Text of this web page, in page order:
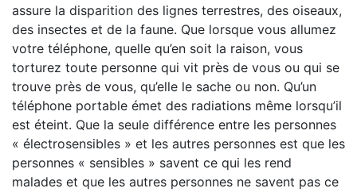
assure la disparition des lignes terrestres, des oiseaux,
des insectes et de la faune. Que lorsque vous allumez
votre téléphone, quelle qu’en soit la raison, vous
torturez toute personne qui vit près de vous ou qui se
trouve près de vous, qu’elle le sache ou non. Qu’un
téléphone portable émet des radiations même lorsqu’il
est éteint. Que la seule différence entre les personnes
« électrosensibles » et les autres personnes est que les
personnes « sensibles » savent ce qui les rend
malades et que les autres personnes ne savent pas ce